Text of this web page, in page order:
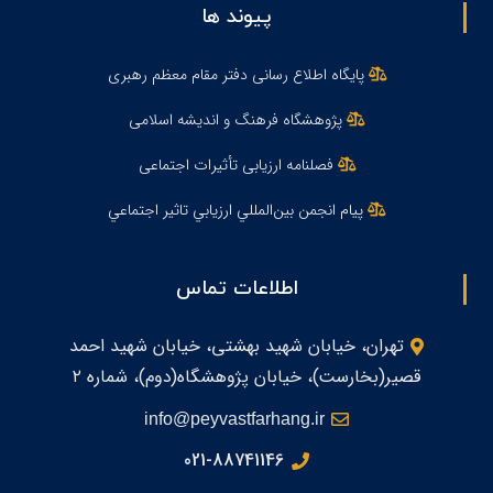
پیوند ها
پایگاه اطلاع رسانی دفتر مقام معظم رهبری
پژوهشگاه فرهنگ و اندیشه اسلامی
فصلنامه ارزیابی تأثیرات اجتماعی
پيام انجمن بين‌المللي ارزيابي تاثير اجتماعي
اطلاعات تماس
تهران، خیابان شهید بهشتی، خیابان شهید احمد
قصیر(بخارست)، خیابان پژوهشگاه(دوم)، شماره ۲
info@peyvastfarhang.ir
021-88741146